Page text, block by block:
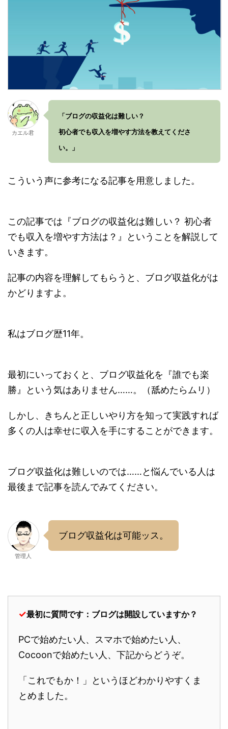
カエル君
「ブログの収益化は難しい？
初心者でも収入を増やす方法を教えてくださ
い。」
こういう声に参考になる記事を用意しました。
この記事では『ブログの収益化は難しい？ 初心者
でも収入を増やす方法は？』ということを解説して
いきます。
記事の内容を理解してもらうと、ブログ収益化がは
かどりますよ。
私はブログ歴11年。
最初にいっておくと、ブログ収益化を『誰でも楽
勝』という気はありません……。（舐めたらムリ）
しかし、きちんと正しいやり方を知って実践すれば
多くの人は幸せに収入を手にすることができます。
ブログ収益化は難しいのでは……と悩んでいる人は
最後まで記事を読んでみてください。
管理人
ブログ収益化は可能ッス。
✓最初に質問です：ブログは開設していますか？
PCで始めたい人、スマホで始めたい人、
Cocoonで始めたい人、下記からどうぞ。
「これでもか！」というほどわかりやすくま
とめました。